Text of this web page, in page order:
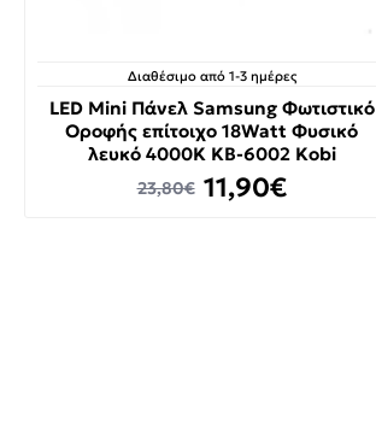
Διαθέσιμο από 1-3 ημέρες
LED Mini Πάνελ Samsung Φωτιστικό
Οροφής επίτοιχο 18Watt Φυσικό
λευκό 4000K KB-6002 Kobi
11,90€
23,80€